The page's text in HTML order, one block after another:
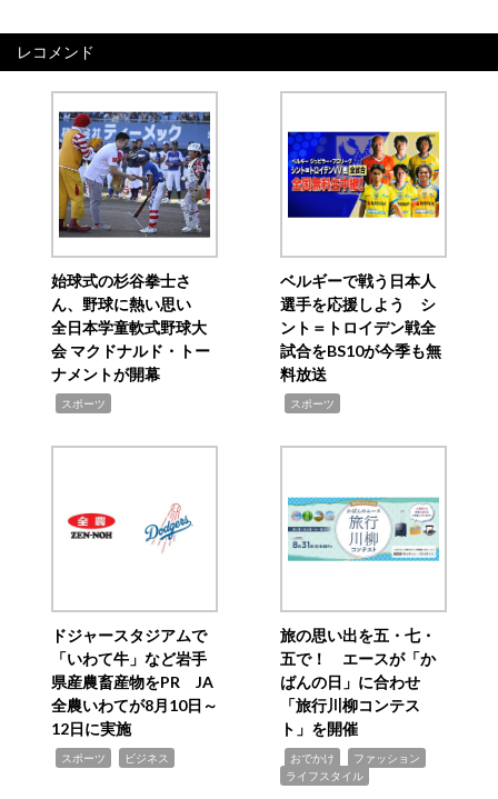
レコメンド
始球式の杉谷拳士さ
ん、野球に熱い思い
全日本学童軟式野球大
会 マクドナルド・トー
ナメントが開幕
スポーツ
ベルギーで戦う日本人
選手を応援しよう シ
ント＝トロイデン戦全
試合をBS10が今季も無
料放送
スポーツ
ドジャースタジアムで
「いわて牛」など岩手
県産農畜産物をPR JA
全農いわてが8月10日～
12日に実施
スポーツ ビジネス
旅の思い出を五・七・
五で！ エースが「か
ばんの日」に合わせ
「旅行川柳コンテス
ト」を開催
おでかけ ファッション
ライフスタイル